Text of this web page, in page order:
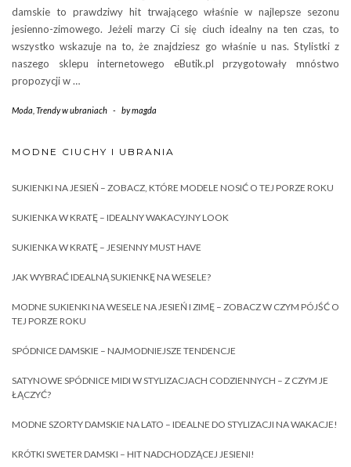
damskie to prawdziwy hit trwającego właśnie w najlepsze sezonu
jesienno-zimowego. Jeżeli marzy Ci się ciuch idealny na ten czas, to
wszystko wskazuje na to, że znajdziesz go właśnie u nas. Stylistki z
naszego sklepu internetowego eButik.pl przygotowały mnóstwo
propozycji w …
Moda Trendy w ubraniach - bymagda
MODNE CIUCHY I UBRANIA
SUKIENKI NA JESIEŃ – ZOBACZ, KTÓRE MODELE NOSIĆ O TEJ PORZE ROKU
SUKIENKA W KRATĘ – IDEALNY WAKACYJNY LOOK
SUKIENKA W KRATĘ – JESIENNY MUST HAVE
JAK WYBRAĆ IDEALNĄ SUKIENKĘ NA WESELE?
MODNE SUKIENKI NA WESELE NA JESIEŃ I ZIMĘ – ZOBACZ W CZYM PÓJŚĆ O
TEJ PORZE ROKU
SPÓDNICE DAMSKIE – NAJMODNIEJSZE TENDENCJE
SATYNOWE SPÓDNICE MIDI W STYLIZACJACH CODZIENNYCH – Z CZYM JE
ŁĄCZYĆ?
MODNE SZORTY DAMSKIE NA LATO – IDEALNE DO STYLIZACJI NA WAKACJE!
KRÓTKI SWETER DAMSKI – HIT NADCHODZĄCEJ JESIENI!